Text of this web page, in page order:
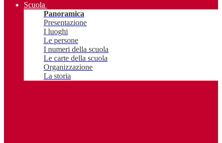
Scuola
Panoramica
Presentazione
I luoghi
Le persone
I numeri della scuola
Le carte della scuola
Organizzazione
La storia